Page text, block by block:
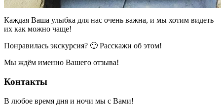
Каждая Ваша улыбка для нас очень важна, и мы хотим видеть
их как можно чаще!
Понравилась экскурсия? 🙂 Расскажи об этом!
Мы ждём именно Вашего отзыва!
Контакты
В любое время дня и ночи мы с Вами!